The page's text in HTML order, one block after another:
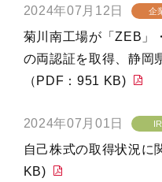
2024年07月12日 企
菊川南工場が「ZEB」
の両認証を取得、静岡
（PDF：951 KB)
2024年07月01日
自己株式の取得状況に
KB)